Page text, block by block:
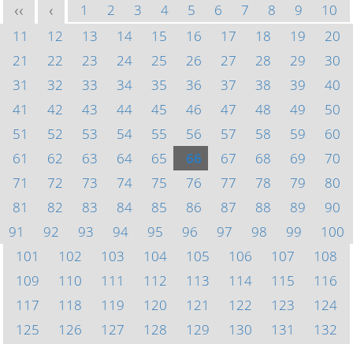
<< < 1 2 3 4 5 6 7 8 9
10
11
12 13 14 15 16 17 18 19
20
21
22 23 24 25 26 27 28 29
30
31
32 33 34 35 36 37 38 39
40
41
42 43 44 45 46 47 48 49
50
51
52 53 54 55 56 57 58 59
60
61
62 63 64 65 66 67 68 69
70
71
72 73 74 75 76 77 78 79
80
81
82 83 84 85 86 87 88 89
90
91
92 93 94 95 96 97 98 99
100
101
102 103 104 105 106 107
108
109
110 111 112 113 114 115
116
117
118 119 120 121 122 123
124
125
126 127 128 129 130 131
132